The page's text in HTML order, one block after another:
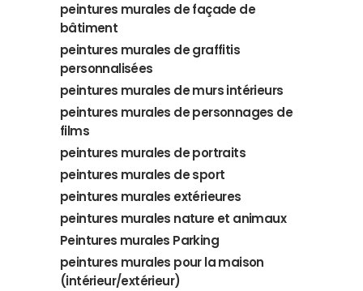
peintures murales de façade de
bâtiment
peintures murales de graffitis
personnalisées
peintures murales de murs intérieurs
peintures murales de personnages de
films
peintures murales de portraits
peintures murales de sport
peintures murales extérieures
peintures murales nature et animaux
Peintures murales Parking
peintures murales pour la maison
(intérieur/extérieur)